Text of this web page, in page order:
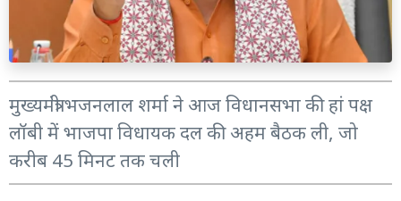
मुख्यमंत्री भजनलाल शर्मा ने आज विधानसभा की हां पक्ष
लॉबी में भाजपा विधायक दल की अहम बैठक ली, जो
करीब 45 मिनट तक चली